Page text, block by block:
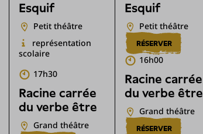
Esquif
Petit théâtre
représentation
scolaire
17h30
Racine carrée
du verbe être
Grand théâtre
Esquif
Petit théâtre
RÉSERVER
16h00
Racine carrée
du verbe être
Grand théâtre
RÉSERVER